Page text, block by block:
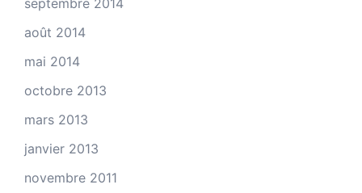
septembre 2014
août 2014
mai 2014
octobre 2013
mars 2013
janvier 2013
novembre 2011